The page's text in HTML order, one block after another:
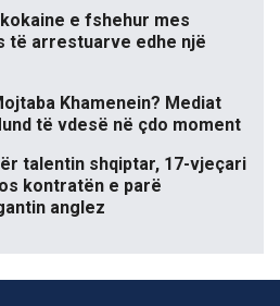
e fshehur mes
të arrestuarve edhe një
Khamenein? Mediat
të vdesë në çdo moment
talentin shqiptar, 17-vjeçari
kontratën e parë
anglez